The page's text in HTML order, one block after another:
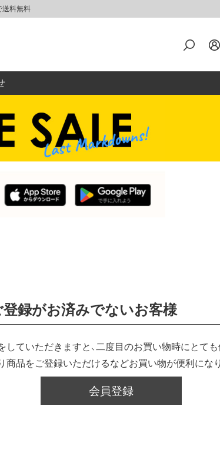
送料無料
登録がお済みでないお客様
していただきますと、二度目のお買い物時にとても
商品をご登録いただけるなどお買い物が便利になり
会員登録